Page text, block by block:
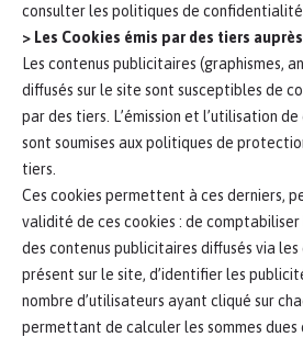
consulter les politiques de confidentialité
> Les Cookies émis par des tiers
Les contenus publicitaires (graphismes,
diffusés sur le site sont susceptibles de
par des tiers. L’émission et l’utilisation
sont soumises aux politiques de
tiers.
Ces cookies permettent à ces derniers,
validité de ces cookies : de comptabiliser
des contenus publicitaires diffusés via
présent sur le site, d’identifier les
nombre d’utilisateurs ayant cliqué sur
permettant de calculer les sommes